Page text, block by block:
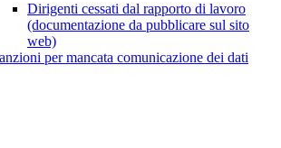
Dirigenti cessati dal rapporto di lavoro
(documentazione da pubblicare sul sito
web)
per mancata comunicazione dei dati